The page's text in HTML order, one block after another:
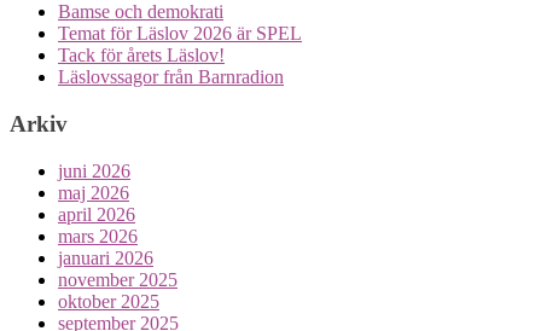
Bamse och demokrati
Temat för Läslov 2026 är SPEL
Tack för årets Läslov!
Läslovssagor från Barnradion
Arkiv
juni 2026
maj 2026
april 2026
mars 2026
januari 2026
november 2025
oktober 2025
september 2025